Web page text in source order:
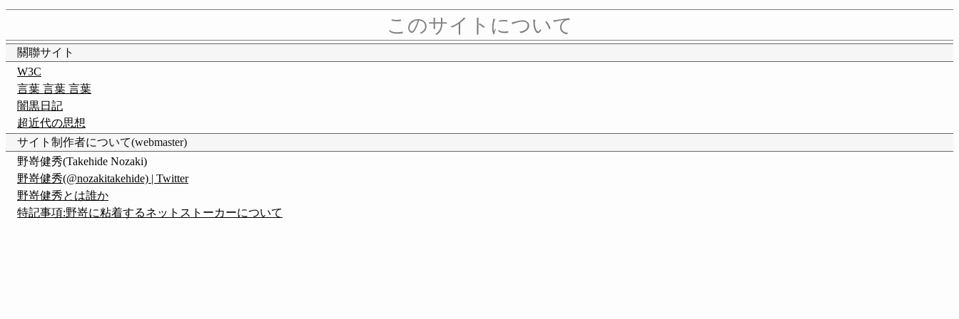
このサイトについて
關聯サイト
W3C
言葉 言葉 言葉
闇黒日記
超近代の思想
サイト制作者について(webmaster)
野嵜健秀(Takehide Nozaki)
野嵜健秀(@nozakitakehide) | Twitter
野嵜健秀とは誰か
特記事項:野嵜に粘着するネットストーカーについて